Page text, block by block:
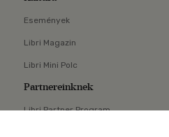
×
Események
Libri Magazin
Libri Mini Polc
Partnereinknek
Libri Partner Program